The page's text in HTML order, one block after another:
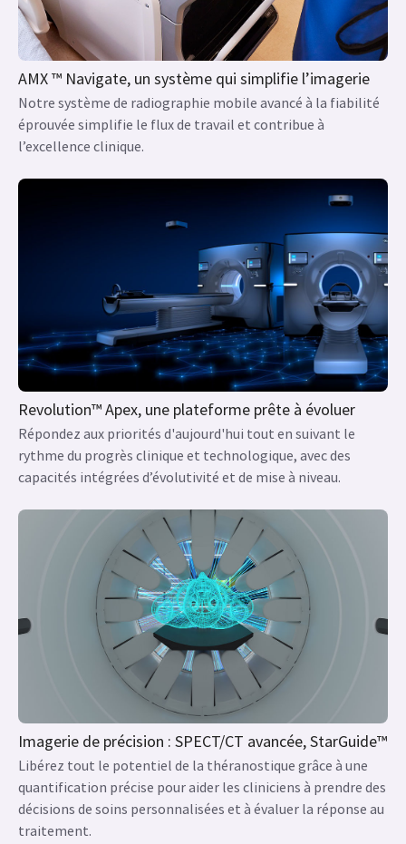
AMX ™ Navigate, un système qui simplifie l’imagerie
Notre système de radiographie mobile avancé à la fiabilité
éprouvée simplifie le flux de travail et contribue à
l’excellence clinique.
Revolution™ Apex, une plateforme prête à évoluer
Répondez aux priorités d'aujourd'hui tout en suivant le
rythme du progrès clinique et technologique, avec des
capacités intégrées d’évolutivité et de mise à niveau.
Imagerie de précision : SPECT/CT avancée, StarGuide™
Libérez tout le potentiel de la théranostique grâce à une
quantification précise pour aider les cliniciens à prendre des
décisions de soins personnalisées et à évaluer la réponse au
traitement.